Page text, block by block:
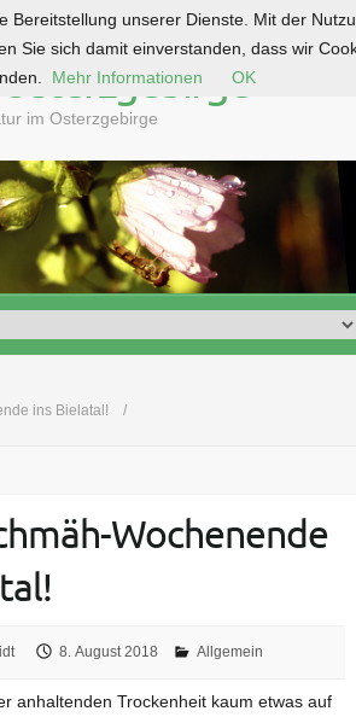
Osterzgebirge
im Osterzgebirge
ins Bielatal!
Wochenende
8. August 2018 Allgemein
anhaltenden Trockenheit kaum etwas auf
Bereitstellung unserer Dienste. Mit der
Sie sich damit einverstanden, dass wir
Mehr Informationen OK